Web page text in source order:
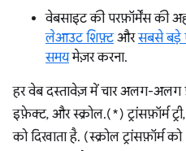
वेबसाइट की परफ़ॉर्मेंस की
लेआउट शिफ़्टऔरसबसे बड़े
समयमेज़र करना.
हर वेब दस्तावेज़ में चार अलग-अलग
इफ़ेक्ट, और स्क्रोल.(*) ट्रांसफ़ॉर्म
को दिखाता है. (स्क्रोल ट्रांसफ़ॉर्म